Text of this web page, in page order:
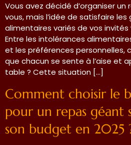
Vous avez décidé d’organiser un
vous, mais l’idée de satisfaire
alimentaires variés de vos invités
Entre les intolérances
et les préférences personnelles,
que chacun se sente à l’aise et
table ? Cette situation […]
Comment choisir le
pour un repas géant
son budget en 2025